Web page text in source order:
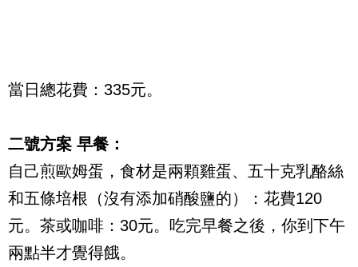
當日總花費：335元。
二號方案 早餐：
自己煎歐姆蛋，食材是兩顆雞蛋、五十克乳酪絲
和五條培根（沒有添加硝酸鹽的）：花費120
元。茶或咖啡：30元。吃完早餐之後，你到下午
兩點半才覺得餓。